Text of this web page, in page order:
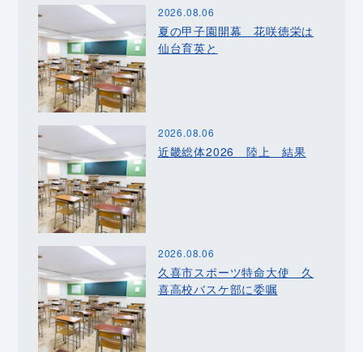
2026.08.06
夏の甲子園開幕 花咲徳栄は
仙台育英と
2026.08.06
近畿総体2026 陸上 結果
2026.08.06
久喜市スポーツ特命大使 久
喜高校バスケ部に委嘱